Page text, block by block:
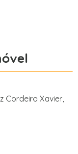
Cordeiro Xavier,